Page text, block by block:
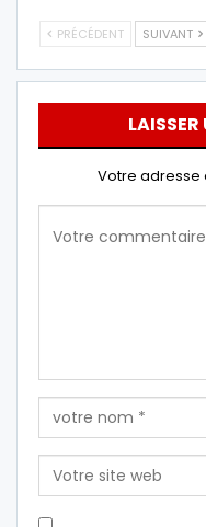
PRÉCÉDENT SUIVANT
Votre adresse